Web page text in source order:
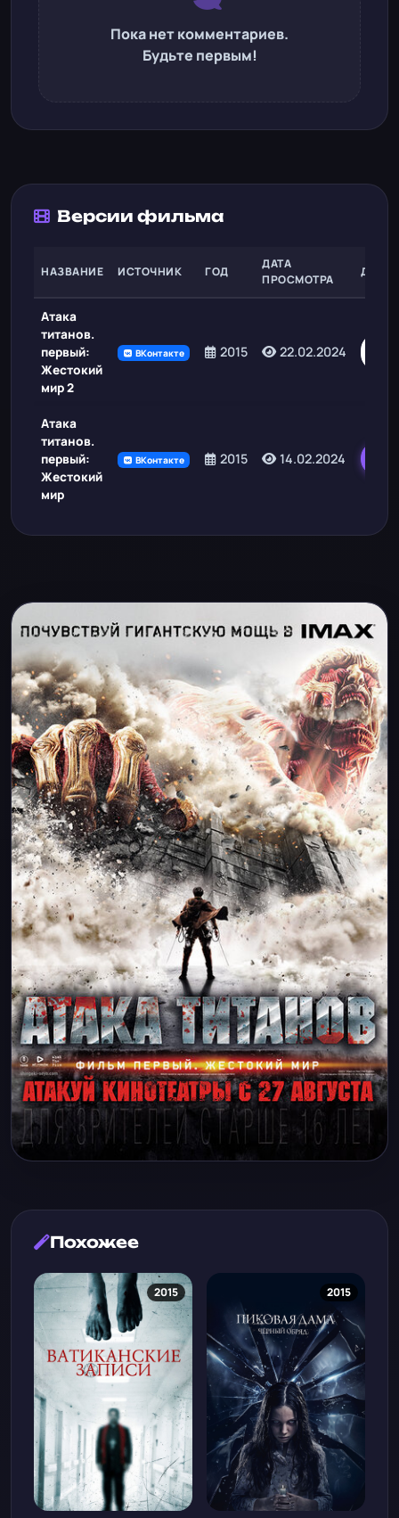
Пока нет комментариев.
Будьте первым!
Версии фильма
НАЗВАНИЕ ИСТОЧНИК ГОД
ДАТА
ПРОСМОТРА
Атака
титанов.
первый:
Жестокий
мир 2
ВКонтакте 2015 22.02.2024
Атака
титанов.
первый:
Жестокий
мир
ВКонтакте 2015 14.02.2024
Похожее
2015 2015